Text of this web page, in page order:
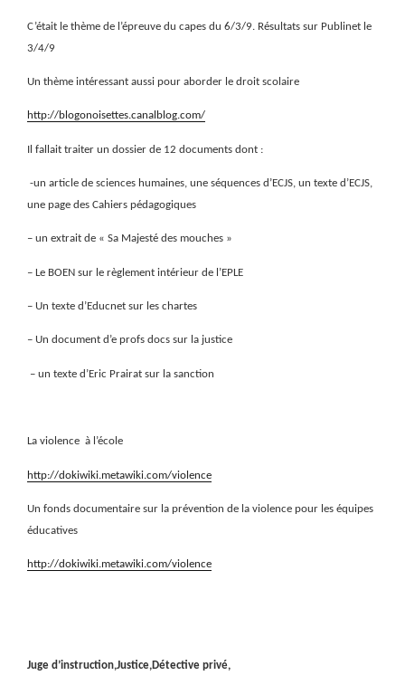
C’était le thème de l’épreuve du capes du 6/3/9. Résultats sur Publinet le
3/4/9
Un thème intéressant aussi pour aborder le droit scolaire
http://blogonoisettes.canalblog.com/
Il fallait traiter un dossier de 12 documents dont :
-un article de sciences humaines, une séquences d’ECJS, un texte d’ECJS,
une page des Cahiers pédagogiques
– un extrait de « Sa Majesté des mouches »
– Le BOEN sur le règlement intérieur de l’EPLE
– Un texte d’Educnet sur les chartes
– Un document d’e profs docs sur la justice
– un texte d’Eric Prairat sur la sanction
La violence à l’école
http://dokiwiki.metawiki.com/violence
Un fonds documentaire sur la prévention de la violence pour les équipes
éducatives
http://dokiwiki.metawiki.com/violence
Juge d’instruction,Justice,Détective privé,